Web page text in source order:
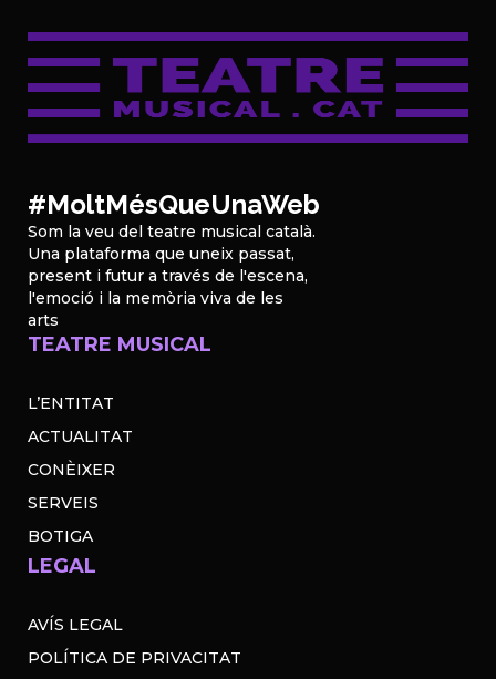
#MoltMésQueUnaWeb
Som la veu del teatre musical català.
Una plataforma que uneix passat,
present i futur a través de l'escena,
l'emoció i la memòria viva de les
arts
TEATRE MUSICAL
L’ENTITAT
ACTUALITAT
CONÈIXER
SERVEIS
BOTIGA
LEGAL
AVÍS LEGAL
POLÍTICA DE PRIVACITAT